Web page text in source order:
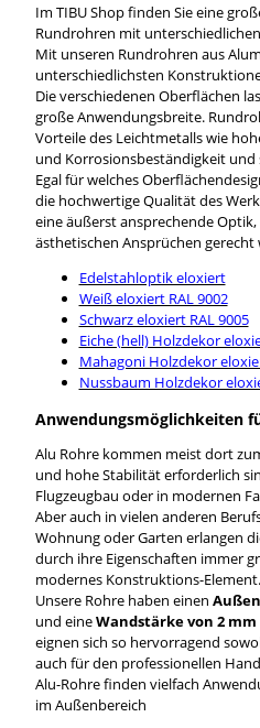
Im TIBU Shop finden Sie eine
Rundrohren mit
Mit unseren Rundrohren aus
unterschiedlichsten
Die verschiedenen Oberflächen
große Anwendungsbreite.
Vorteile des Leichtmetalls wie
und Korrosionsbeständigkeit und
Egal für welches
die hochwertige Qualität des
eine äußerst ansprechende
ästhetischen Ansprüchen gerecht
Edelstahloptik eloxiert
Weiß eloxiert RAL 9002
Schwarz eloxiert RAL 9005
Eiche (hell) Holzdekor
Mahagoni Holzdekor
Nussbaum Holzdekor
Anwendungsmöglichkeiten
Alu Rohre kommen meist dort
und hohe Stabilität erforderlich
Flugzeugbau oder in modernen
Aber auch in vielen anderen
Wohnung oder Garten erlangen
durch ihre Eigenschaften immer
modernes Konstruktions-Element.
Unsere Rohre haben einen
und eineWandstärke von 2 mm
eignen sich so hervorragend
auch für den professionellen
Alu-Rohre finden vielfach
im Außenbereich